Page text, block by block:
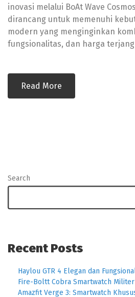
inovasi melalui BoAt Wave
dirancang untuk memenuhi
modern yang menginginkan
fungsionalitas, dan harga
Read More
Search
Recent Posts
Haylou GTR 4 Elegan dan
Fire-Boltt Cobra Smartwatch Militer
Amazfit Verge 3: Smartwatch